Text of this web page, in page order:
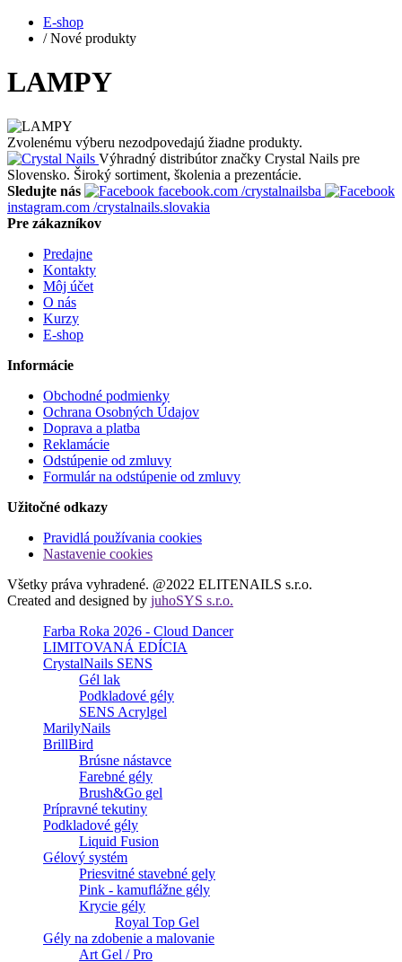
E-shop
/ Nové produkty
LAMPY
Zvolenému výberu nezodpovedajú žiadne produkty.
Výhradný distribútor značky Crystal Nails pre
Slovensko. Široký sortiment, školenia a prezentácie.
Sledujte nás
facebook.com /crystalnailsba
instagram.com /crystalnails.slovakia
Pre zákazníkov
Predajne
Kontakty
Môj účet
O nás
Kurzy
E-shop
Informácie
Obchodné podmienky
Ochrana Osobných Údajov
Doprava a platba
Reklamácie
Odstúpenie od zmluvy
Formulár na odstúpenie od zmluvy
Užitočné odkazy
Pravidlá používania cookies
Nastavenie cookies
Všetky práva vyhradené. @2022 ELITENAILS s.r.o.
Created and designed by juhoSYS s.r.o.
Farba Roka 2026 - Cloud Dancer
LIMITOVANÁ EDÍCIA
CrystalNails SENS
Gél lak
Podkladové gély
SENS Acrylgel
MarilyNails
BrillBird
Brúsne nástavce
Farebné gély
Brush&Go gel
Prípravné tekutiny
Podkladové gély
Liquid Fusion
Gélový systém
Priesvitné stavebné gely
Pink - kamuflážne gély
Krycie gély
Royal Top Gel
Gély na zdobenie a malovanie
Art Gel / Pro